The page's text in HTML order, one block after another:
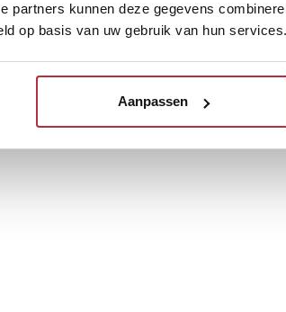
partners kunnen deze gegevens
op basis van uw gebruik van hun services.
Aanpassen